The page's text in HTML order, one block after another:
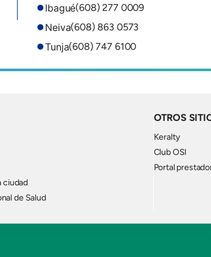
Ibagué(608) 277 0009
Neiva(608) 863 0573
Tunja(608) 747 6100
ciudad
de Salud
OTROS
Keralty
Club OSI
Portal